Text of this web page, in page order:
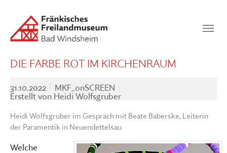
SUCHEN
DIE FARBE ROT IM KIRCHENRAUM
31.10.2022
MKF_onSCREEN
Erstellt von Heidi Wolfsgruber
Heidi Wolfsgruber im Gespräch mit Beate Baberske, Leiterin
der Paramentik in Neuendettelsau
Welche